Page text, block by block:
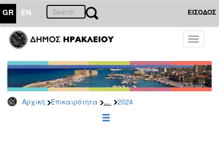
GR EN ΕΙΣΟΔΟΣ
Toggle
Αρχική Επικαιρότητα ... 2024
ΕΠΙΚΑΙΡΟΤΗΤΑ
Τύπου
Αρχείο
2026
2025